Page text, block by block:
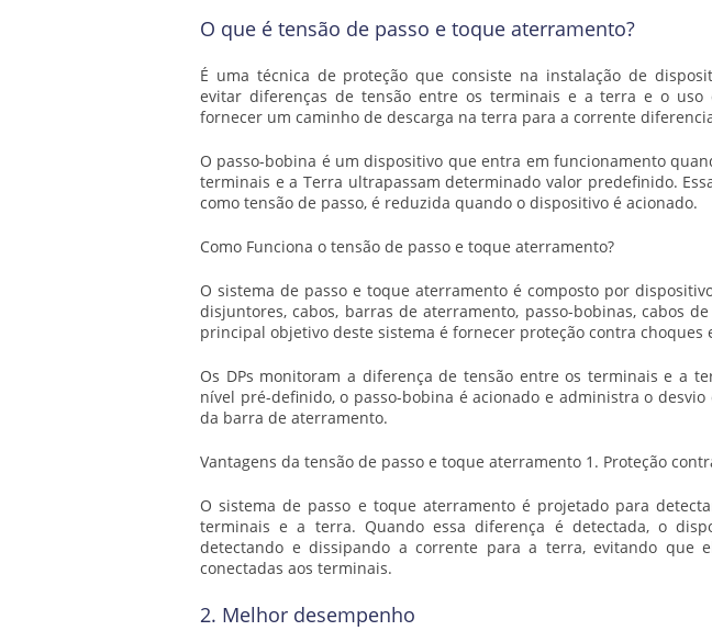
O que é tensão de passo e toque aterramento?
É uma técnica de proteção que consiste na instalação de
evitar diferenças de tensão entre os terminais e a terra e o uso
fornecer um caminho de descarga na terra para a corrente
O passo-bobina é um dispositivo que entra em funcionamento
terminais e a Terra ultrapassam determinado valor predefinido.
como tensão de passo, é reduzida quando o dispositivo é acionado.
Como Funciona o tensão de passo e toque aterramento?
O sistema de passo e toque aterramento é composto por
disjuntores, cabos, barras de aterramento, passo-bobinas, cabos
principal objetivo deste sistema é fornecer proteção contra choques
Os DPs monitoram a diferença de tensão entre os terminais e a
nível pré-definido, o passo-bobina é acionado e administra o
da barra de aterramento.
Vantagens da tensão de passo e toque aterramento 1. Proteção
O sistema de passo e toque aterramento é projetado para
terminais e a terra. Quando essa diferença é detectada, o
detectando e dissipando a corrente para a terra, evitando que
conectadas aos terminais.
2. Melhor desempenho